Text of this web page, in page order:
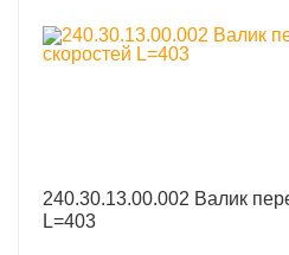
240.30.13.00.002 Валик
L=403